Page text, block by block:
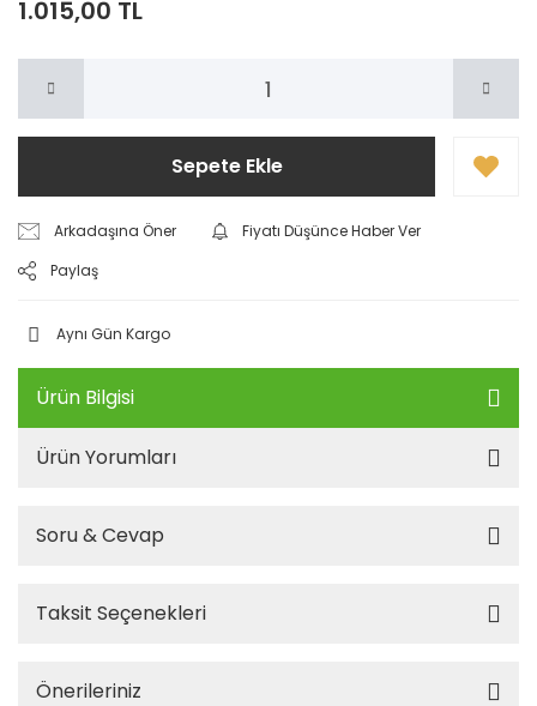
1.015,00 TL
Sepete Ekle
Arkadaşına Öner
Fiyatı Düşünce Haber Ver
Paylaş
Aynı Gün Kargo
Ürün Bilgisi
Ürün Yorumları
Soru & Cevap
Taksit Seçenekleri
Önerileriniz